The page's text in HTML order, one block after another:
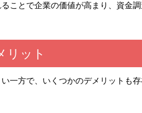
ことで企業の価値が高まり、資金
リット
一方で、いくつかのデメリットも